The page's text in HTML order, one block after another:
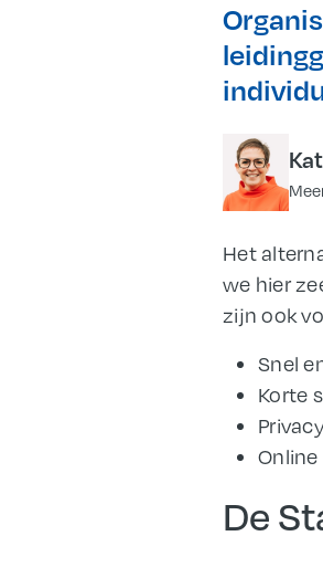
Het
we hier
zijn ook
Snel
Korte
De